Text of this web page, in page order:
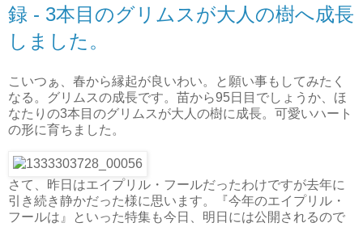
録 - 3本目のグリムスが大人の樹へ成長
しました。
こいつぁ、春から縁起が良いわい。と願い事もしてみたく
なる。グリムスの成長です。苗から95日目でしょうか、ほ
なたりの3本目のグリムスが大人の樹に成長。可愛いハート
の形に育ちました。
さて、昨日はエイプリル・フールだったわけですが去年に
引き続き静かだった様に思います。『今年のエイプリル・
フールは』といった特集も今日、明日には公開されるので